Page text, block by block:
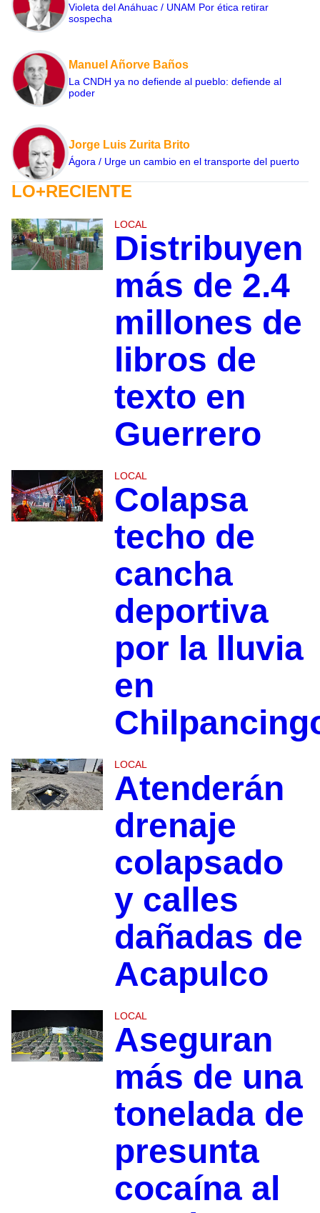
Violeta del Anáhuac / UNAM Por ética retirar
sospecha
Manuel Añorve Baños
La CNDH ya no defiende al pueblo: defiende al
poder
Jorge Luis Zurita Brito
Ágora / Urge un cambio en el transporte del puerto
LO+RECIENTE
LOCAL
Distribuyen
más de 2.4
millones de
libros de
texto en
Guerrero
LOCAL
Colapsa
techo de
cancha
deportiva
por la lluvia
en
LOCAL
Atenderán
drenaje
colapsado
y calles
dañadas de
Acapulco
LOCAL
Aseguran
más de una
tonelada de
presunta
cocaína al